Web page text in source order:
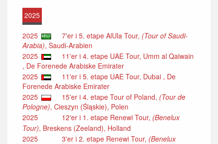
2025
2025 7'er i 5. etape AlUla Tour, (Tour of Saudi-
Arabia), Saudi-Arabien
2025
11'er i 4. etape UAE Tour, Umm al Qaiwain
, De Forenede Arabiske Emirater
2025
11'er i 5. etape UAE Tour, Dubai , De
Forenede Arabiske Emirater
2025
15'er i 4. etape Tour of Poland, (Tour de
Pologne), Cieszyn (Śląskie), Polen
2025
12'er i 1. etape Renewi Tour, (Benelux
Tour), Breskens (Zeeland), Holland
2025
3'er i 2. etape Renewi Tour, (Benelux